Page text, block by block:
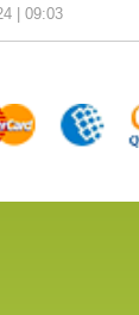
| 09:03